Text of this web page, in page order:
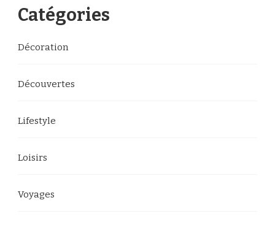
?
Catégories
Décoration
Découvertes
Lifestyle
Loisirs
Voyages